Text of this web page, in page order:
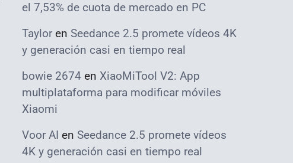
el 7,53% de cuota de mercado en PC
Taylor en Seedance 2.5 promete vídeos 4K
y generación casi en tiempo real
bowie 2674 en XiaoMiTool V2: App
multiplataforma para modificar móviles
Xiaomi
Voor AI en Seedance 2.5 promete vídeos
4K y generación casi en tiempo real